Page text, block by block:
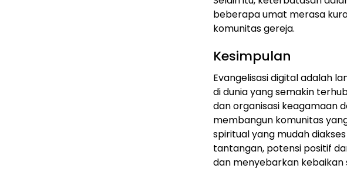
beberapa umat merasa
komunitas gereja.
Kesimpulan
Evangelisasi digital adalah
di dunia yang semakin
dan organisasi keagamaan
membangun komunitas
spiritual yang mudah
tantangan, potensi positif
dan menyebarkan kebaikan